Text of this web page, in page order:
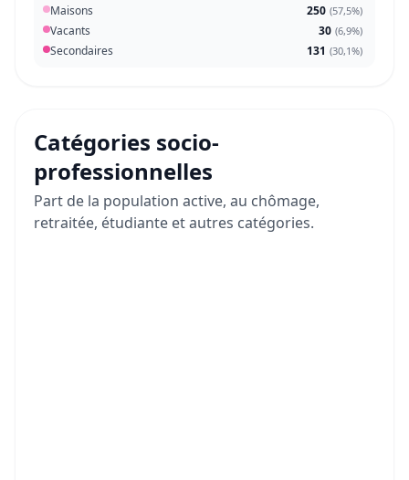
Maisons 250 (57,5%)
Vacants 30 (6,9%)
Secondaires 131 (30,1%)
Catégories socio-
professionnelles
Part de la population active, au chômage,
retraitée, étudiante et autres catégories.